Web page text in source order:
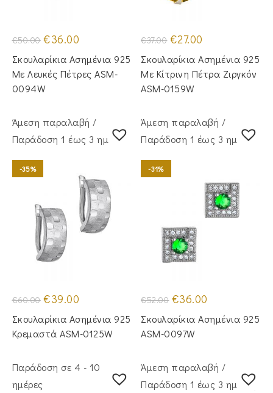
€50.00 Original
price
was:
€50.00.
€36.00
τιμή
είναι:
€36.00.
Σκουλαρίκια Ασημένια 925
Με Λευκές Πέτρες ASM-
0094W
€37.00 Original
price
was:
€37.00.
€27.00
είναι:
€27.00.
Σκουλαρίκια Ασημένια 925
Με Κίτρινη Πέτρα Ζιργκόν
ASM-0159W
Άμεση παραλαβή /
Παράδoση 1 έως 3 ημέρες
-35%
€60.00 Original
price
was:
€60.00.
€39.00
τιμή
είναι:
€39.00.
Σκουλαρίκια Ασημένια 925
Κρεμαστά ASM-0125W
Άμεση παραλαβή /
Παράδoση 1 έως 3 ημέρες
-31%
€52.00 Original
price
was:
€52.00.
€36.00
τιμή
είναι:
Σκουλαρίκια Ασημένια 925
ASM-0097W
Παράδοση σε 4 - 10
ημέρες
Άμεση παραλαβή /
Παράδoση 1 έως 3 ημέρες